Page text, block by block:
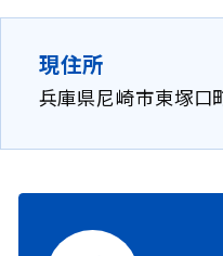
現住所
兵庫県尼崎市東塚口